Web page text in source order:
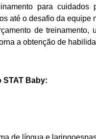
para cuidados
até o desafio da
de
a obtenção de
STAT Baby: